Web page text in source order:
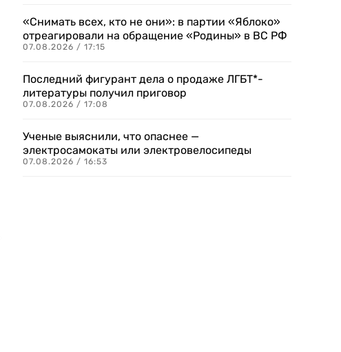
«Снимать всех, кто не они»: в партии «Яблоко»
отреагировали на обращение «Родины» в ВС РФ
07.08.2026 / 17:15
Последний фигурант дела о продаже ЛГБТ*-
литературы получил приговор
07.08.2026 / 17:08
Ученые выяснили, что опаснее —
электросамокаты или электровелосипеды
07.08.2026 / 16:53